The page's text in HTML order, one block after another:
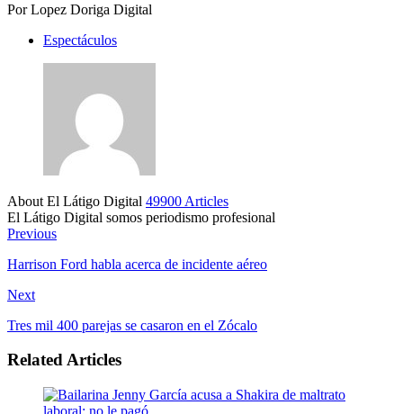
Por Lopez Doriga Digital
Espectáculos
About El Látigo Digital 49900 Articles
El Látigo Digital somos periodismo profesional
Website
Facebook
Previous
Harrison Ford habla acerca de incidente aéreo
Next
Tres mil 400 parejas se casaron en el Zócalo
Related Articles